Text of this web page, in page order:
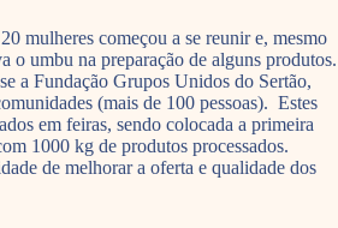
mulheres começou a se reunir e, mesmo
o umbu na preparação de alguns produtos.
a Fundação Grupos Unidos do Sertão,
(mais de 100 pessoas). Estes
em feiras, sendo colocada a primeira
1000 kg de produtos processados.
de melhorar a oferta e qualidade dos